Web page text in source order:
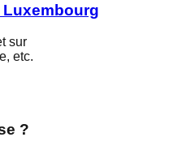
sur
etc.
?